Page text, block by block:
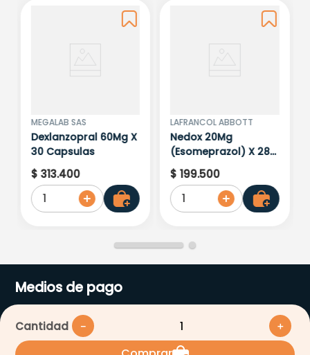
Cantidad ＋
－
MEGALAB SAS
Dexlanzopral 60Mg X
30 Capsulas
$ 313.400
1
LAFRANCOL ABBOTT
Nedox 20Mg
(Esomeprazol) X 28
Capsulas
$ 199.500
1
Medios de pago